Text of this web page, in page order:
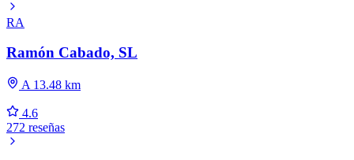
RA
Ramón Cabado, SL
A 13.48 km
4.6
272 reseñas